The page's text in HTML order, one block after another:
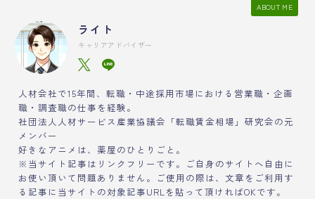
ABOUT ME
ライト
キャリアアドバイザー
人材会社で15年間、転職・中途採用市場における営業職・企画
職・調査職の仕事を経験。
社団法人人材サービス産業協議会「転職賃金相場」研究会の元
メンバー
好きなアニメは、薬屋のひとりごと。
※当サイト記事はリンクフリーです。ご自身のサイトへ自由に
お使い頂いて問題ありません。ご使用の際は、文章をご利用す
る記事に当サイトの対象記事URLを貼って頂ければOKです。